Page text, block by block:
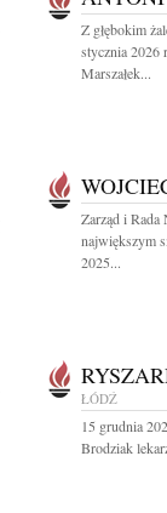
Z głębokim
stycznia 2026
Marszałek...
Zarząd i
największym
2025...
ŁÓDŹ
15 grudnia
Brodziak